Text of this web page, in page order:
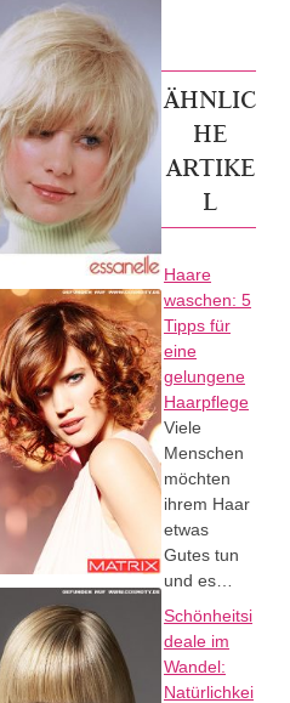
ÄHNLIC
HE
ARTIKE
L
Haare
waschen: 5
Tipps für
eine
gelungene
Haarpflege
Viele
Menschen
möchten
ihrem Haar
etwas
Gutes tun
und es…
Schönheitsi
deale im
Wandel:
Natürlichkei